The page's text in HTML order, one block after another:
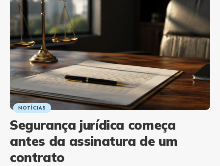
NOTÍCIAS
Segurança jurídica começa
antes da assinatura de um
contrato